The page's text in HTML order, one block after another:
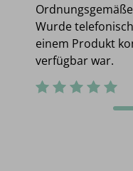
Wurde
einem Produkt
verfügbar war.